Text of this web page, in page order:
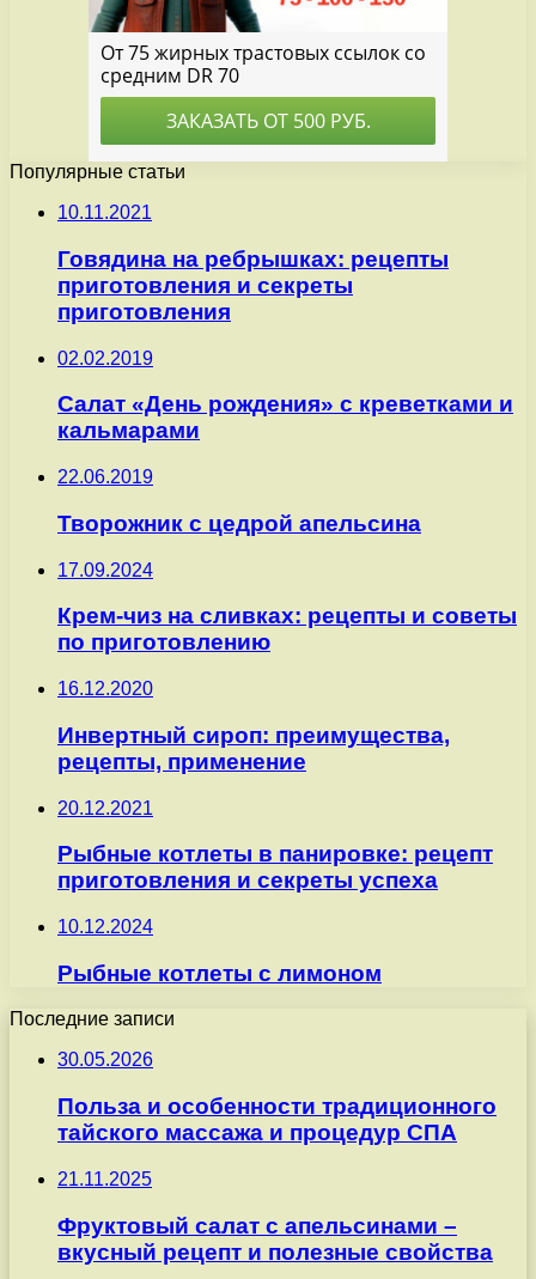
Популярные статьи
10.11.2021
Говядина на ребрышках: рецепты
приготовления и секреты
приготовления
02.02.2019
Салат «День рождения» с креветками и
кальмарами
22.06.2019
Творожник с цедрой апельсина
17.09.2024
Крем-чиз на сливках: рецепты и советы
по приготовлению
16.12.2020
Инвертный сироп: преимущества,
рецепты, применение
20.12.2021
Рыбные котлеты в панировке: рецепт
приготовления и секреты успеха
10.12.2024
Рыбные котлеты с лимоном
Последние записи
30.05.2026
Польза и особенности традиционного
тайского массажа и процедур СПА
21.11.2025
Фруктовый салат с апельсинами –
вкусный рецепт и полезные свойства